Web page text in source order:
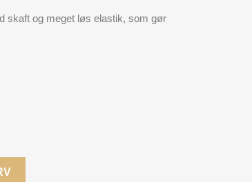
skaft og meget løs elastik, som gør